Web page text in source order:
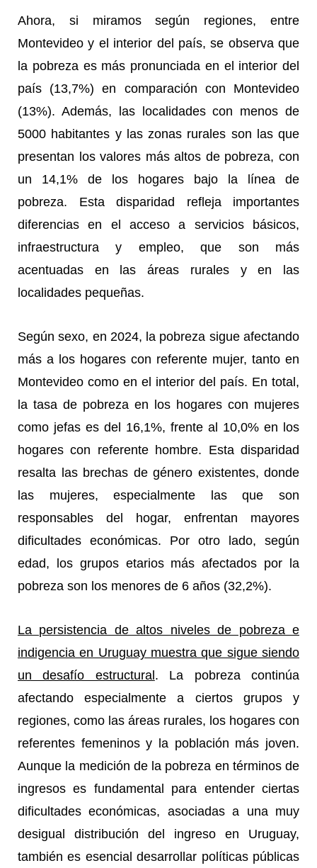
Ahora, si miramos según regiones, entre
Montevideo y el interior del país, se observa que
la pobreza es más pronunciada en el interior del
país (13,7%) en comparación con Montevideo
(13%). Además, las localidades con menos de
5000 habitantes y las zonas rurales son las que
presentan los valores más altos de pobreza, con
un 14,1% de los hogares bajo la línea de
pobreza. Esta disparidad refleja importantes
diferencias en el acceso a servicios básicos,
infraestructura y empleo, que son más
acentuadas en las áreas rurales y en las
localidades pequeñas.
Según sexo, en 2024, la pobreza sigue afectando
más a los hogares con referente mujer, tanto en
Montevideo como en el interior del país. En total,
la tasa de pobreza en los hogares con mujeres
como jefas es del 16,1%, frente al 10,0% en los
hogares con referente hombre. Esta disparidad
resalta las brechas de género existentes, donde
las mujeres, especialmente las que son
responsables del hogar, enfrentan mayores
dificultades económicas. Por otro lado, según
edad, los grupos etarios más afectados por la
pobreza son los menores de 6 años (32,2%).
La persistencia de altos niveles de pobreza e
indigencia en Uruguay muestra que sigue siendo
un desafío estructural. La pobreza continúa
afectando especialmente a ciertos grupos y
regiones, como las áreas rurales, los hogares con
referentes femeninos y la población más joven.
Aunque la medición de la pobreza en términos de
ingresos es fundamental para entender ciertas
dificultades económicas, asociadas a una muy
desigual distribución del ingreso en Uruguay,
también es esencial desarrollar políticas públicas